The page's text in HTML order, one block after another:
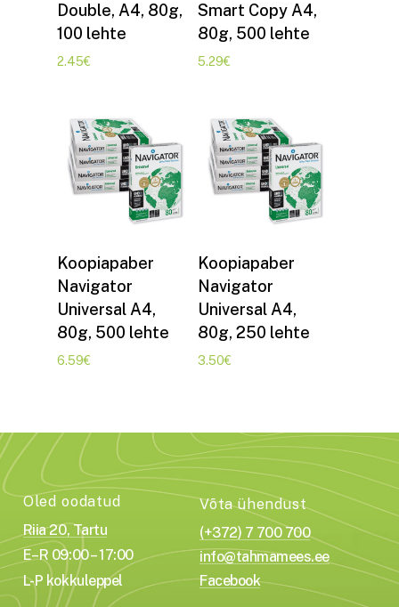
Double, A4, 80g,
100 lehte
2.45€
Smart Copy A4,
80g, 500 lehte
5.29€
Lisa korvi
Koopiapaber
Navigator
Universal A4,
80g, 500 lehte
6.59€
Lisa korvi
Koopiapaber
Navigator
Universal A4,
80g, 250 lehte
3.50€
Oled oodatud
Riia 20, Tartu
E–R 09:00 – 17:00
L-P kokkuleppel
Võta ühendust
(+372) 7 700 700
info@tahmamees.ee
Facebook